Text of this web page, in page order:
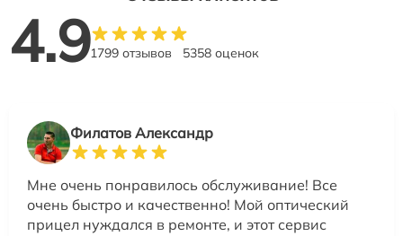
4.91799 отзывов 5358 оценок
Филатов Александр
Мне очень понравилось обслуживание! Все
очень быстро и качественно! Мой оптический
прицел нуждался в ремонте, и этот сервис